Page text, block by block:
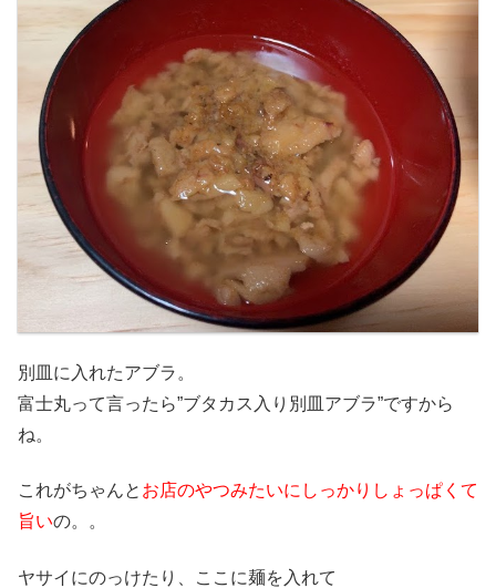
別皿に入れたアブラ。
富士丸って言ったら”ブタカス入り別皿アブラ”ですから
ね。
これがちゃんと お店のやつみたいにしっかりしょっぱくて
旨いの。。
ヤサイにのっけたり、ここに麺を入れて